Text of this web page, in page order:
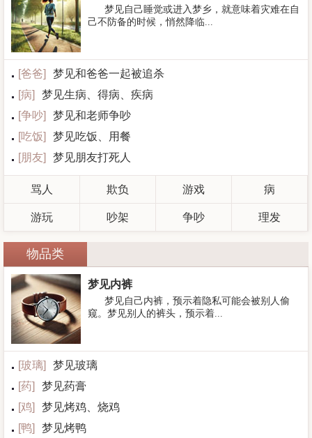
梦见自己睡觉或进入梦乡，就意味着灾难在自
己不防备的时候，悄然降临...
[爸爸]
梦见和爸爸一起被追杀
[病]
梦见生病、得病、疾病
[争吵]
梦见和老师争吵
[吃饭]
梦见吃饭、用餐
[朋友] 梦见朋友打死人
骂人 欺负 游戏 病
游玩 吵架 争吵 理发
物品类
梦见内裤
梦见自己内裤，预示着隐私可能会被别人偷
窥。梦见别人的裤头，预示着...
[玻璃]
梦见玻璃
[药]
梦见药膏
[鸡]
梦见烤鸡、烧鸡
[鸭] 梦见烤鸭